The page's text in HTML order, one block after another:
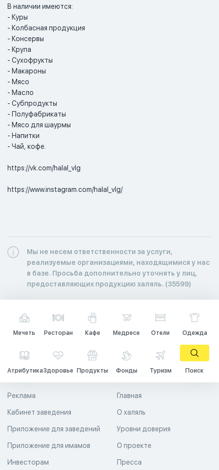
В наличии имеются:
- Куры
- Колбасная продукция
- Консервы
- Крупа
- Сухофрукты
- Макароны
- Мясо
- Масло
- Субпродукты
- Полуфабрикаты
- Мясо для шаурмы
- Напитки
- Чай, кофе.
https://vk.com/halal_vlg
https://www.instagram.com/halal_vlg/
Мы не несем ответственности за услуги,
реализуемые организациями, находящимися у нас
в базе. Просьба дополнительно уточнять у лиц,
предоставляющих продукцию халяль. (35599)
Мечеть Ресторан Кафе Медресе Отели Одежда
АтрибутикаЗдоровье Продукты Фонды Туризм Поиск
Главная
О халяль
Уровни доверия
Реклама
Кабинет заведения
Приложение для заведений
Приложение для имамов О проекте
Пресса
Инвесторам